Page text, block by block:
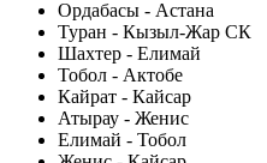
Ордабасы - Астана
Туран - Кызыл-Жар СК
Шахтер - Елимай
Тобол - Актобе
Кайрат - Кайсар
Атырау - Женис
Елимай - Тобол